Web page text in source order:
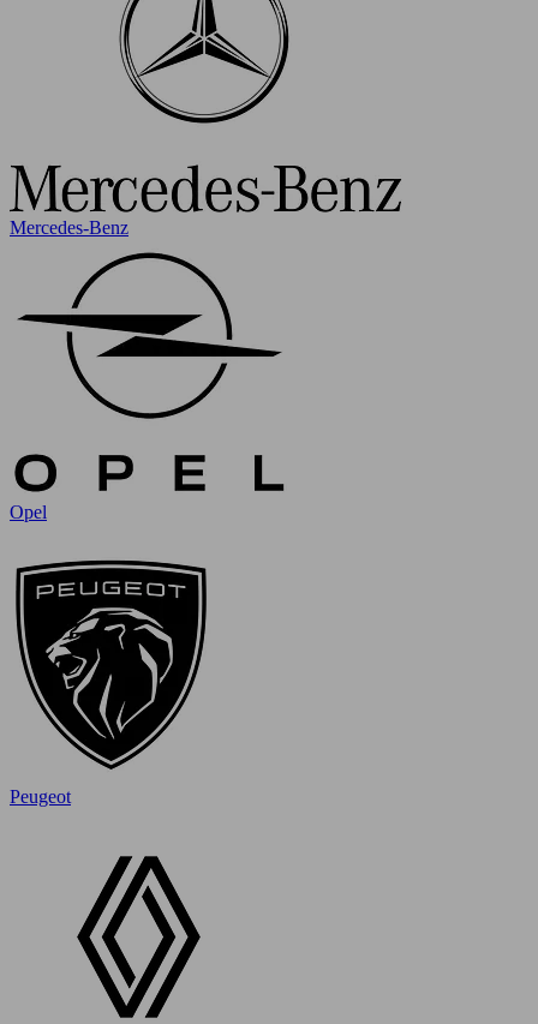
Mercedes-Benz
Opel
Peugeot